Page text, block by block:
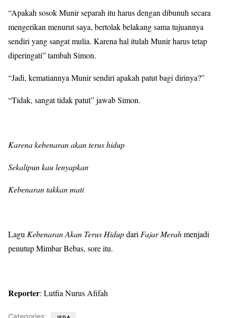
“Apakah sosok Munir separah itu harus dengan dibunuh secara
mengerikan menurut saya, bertolak belakang sama tujuannya
sendiri yang sangat mulia. Karena hal itulah Munir harus tetap
diperingati” tambah Simon.
“Jadi, kematiannya Munir sendiri apakah patut bagi dirinya?”
“Tidak, sangat tidak patut” jawab Simon.
Karena kebenaran akan terus hidup
Sekalipun kau lenyapkan
Kebenaran takkan mati
Lagu Kebenaran Akan Terus Hidupdari Fajar Merahmenjadi
penutup Mimbar Bebas, sore itu.
Reporter: Lutfia Nurus Afifah
Categories: